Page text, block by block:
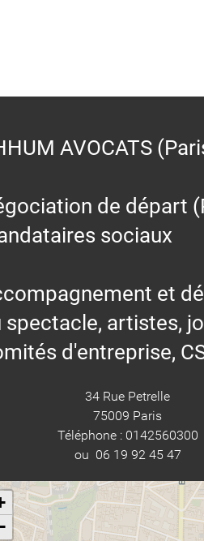
AVOCATS
de départ
sociaux
et
spectacle, artistes,
d'entreprise,
34 Rue Petrelle
75009 Paris
Téléphone : 0142560300
ou 06 19 92 45 47